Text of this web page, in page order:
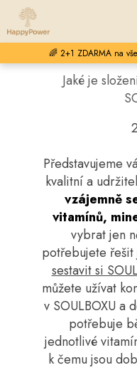
obsah
🌈 2+1 ZDARMA na
Jaké je
Představujeme
kvalitní a
vzájemně
vitamínů,
vybrat jen
potřebujete
sestavit si
můžete užívat
v SOULBOXU a
potřebuje
jednotlivé
k čemu jsou
o
š
í
Zpět
Zpět